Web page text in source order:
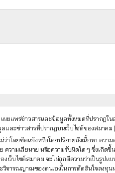
ผยแพร่ข่าวสารและข้อมูลทั้งหมดที่ปรากฏ
และข่าวสารที่ปรากฏบนเว็บไซต์ของสมาค
ว่าโดยชัดแจ้งหรือโดยปริยายถึงเนื้อหา คว
วามเสียหาย หรือความรับผิดใด ๆ ซึ่งเกิด
เว็บไซต์สมาคม จะไม่ถูกตีความว่าเป็นรูป
วิจารณญาณของตนเองในการตัดสินใจลงทุ